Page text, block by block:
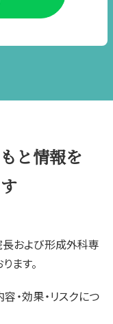
と情報を
長および形成外科専
ます。
・効果・リスクにつ